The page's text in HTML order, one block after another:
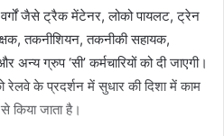
वर्गों जैसे ट्रैक मेंटेनर, लोको पायलट, ट्रेन
तकनीशियन, तकनीकी सहायक,
अन्य ग्रुप ‘सी’ कर्मचारियों को दी जाएगी।
रेलवे के प्रदर्शन में सुधार की दिशा में काम
किया जाता है।